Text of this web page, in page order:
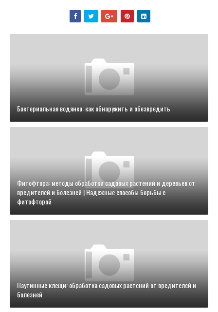
Бактериальная водянка: как обнаружить и обезвредить
Фитофтора: методы обработки садовых растений и деревьев от
вредителей и болезней | Надежные способы борьбы с
фитофторой
Паутинные клещи: обработка садовых растений от вредителей и
болезней